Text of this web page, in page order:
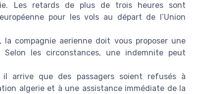
Les retards de plus de trois heures sont
pour les vols au départ de l’Union
compagnie aerienne doit vous proposer une
les circonstances, une indemnite peut
arrive que des passagers soient refusés à
algerie et à une assistance immédiate de la